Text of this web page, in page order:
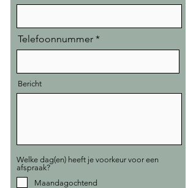
Telefoonnummer
Bericht
Welke dag(en) heeft je voorkeur voor een
afspraak?
Maandagochtend